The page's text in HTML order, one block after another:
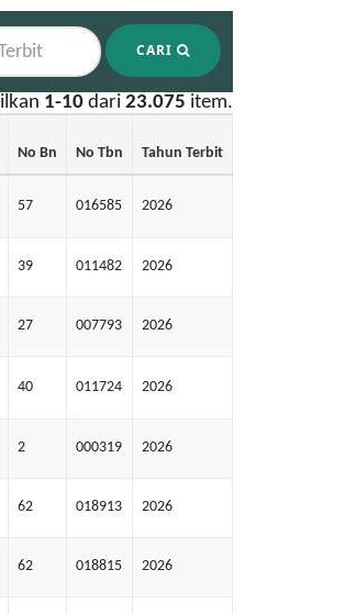
CARI
1-10 dari 23.075 item.
No Bn No Tbn Tahun Terbit
57 016585 2026
39 011482 2026
27 007793 2026
40 011724 2026
2 000319 2026
62 018913 2026
62 018815 2026